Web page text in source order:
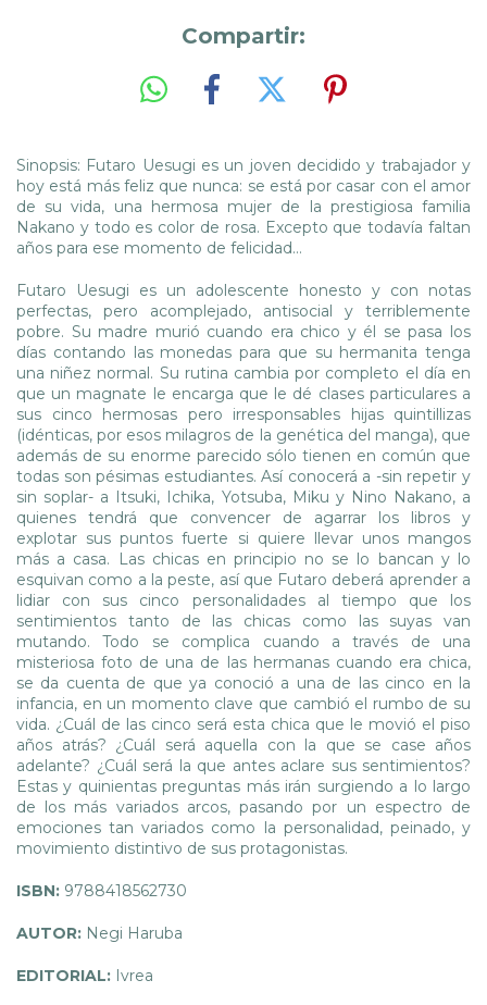
Compartir:
Sinopsis: Futaro Uesugi es un joven decidido y trabajador y
hoy está más feliz que nunca: se está por casar con el amor
de su vida, una hermosa mujer de la prestigiosa familia
Nakano y todo es color de rosa. Excepto que todavía faltan
años para ese momento de felicidad…
Futaro Uesugi es un adolescente honesto y con notas
perfectas, pero acomplejado, antisocial y terriblemente
pobre. Su madre murió cuando era chico y él se pasa los
días contando las monedas para que su hermanita tenga
una niñez normal. Su rutina cambia por completo el día en
que un magnate le encarga que le dé clases particulares a
sus cinco hermosas pero irresponsables hijas quintillizas
(idénticas, por esos milagros de la genética del manga), que
además de su enorme parecido sólo tienen en común que
todas son pésimas estudiantes. Así conocerá a -sin repetir y
sin soplar- a Itsuki, Ichika, Yotsuba, Miku y Nino Nakano, a
quienes tendrá que convencer de agarrar los libros y
explotar sus puntos fuerte si quiere llevar unos mangos
más a casa. Las chicas en principio no se lo bancan y lo
esquivan como a la peste, así que Futaro deberá aprender a
lidiar con sus cinco personalidades al tiempo que los
sentimientos tanto de las chicas como las suyas van
mutando. Todo se complica cuando a través de una
misteriosa foto de una de las hermanas cuando era chica,
se da cuenta de que ya conoció a una de las cinco en la
infancia, en un momento clave que cambió el rumbo de su
vida. ¿Cuál de las cinco será esta chica que le movió el piso
años atrás? ¿Cuál será aquella con la que se case años
adelante? ¿Cuál será la que antes aclare sus sentimientos?
Estas y quinientas preguntas más irán surgiendo a lo largo
de los más variados arcos, pasando por un espectro de
emociones tan variados como la personalidad, peinado, y
movimiento distintivo de sus protagonistas.
ISBN: 9788418562730
AUTOR: Negi Haruba
EDITORIAL: Ivrea